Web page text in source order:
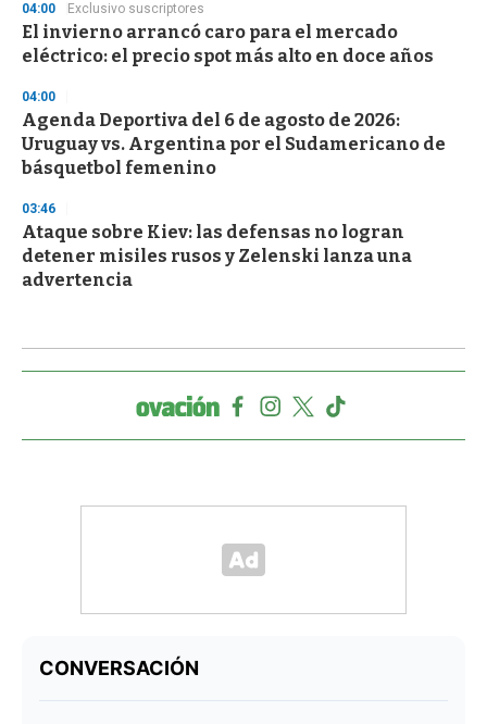
04:00 Exclusivo suscriptores
El invierno arrancó caro para el mercado
eléctrico: el precio spot más alto en doce años
04:00
Agenda Deportiva del 6 de agosto de 2026:
Uruguay vs. Argentina por el Sudamericano de
básquetbol femenino
03:46
Ataque sobre Kiev: las defensas no logran
detener misiles rusos y Zelenski lanza una
advertencia